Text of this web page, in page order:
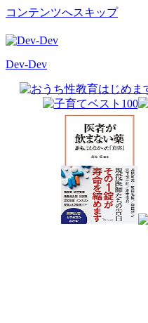
コンテンツへスキップ
Dev-Dev